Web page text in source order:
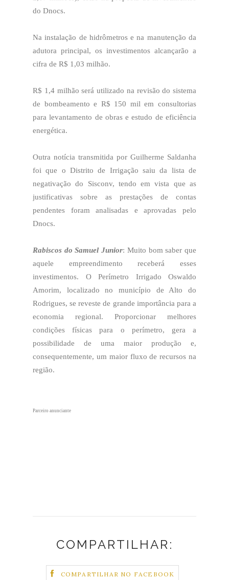
do Dnocs.
Na instalação de hidrômetros e na manutenção da
adutora principal, os investimentos alcançarão a
cifra de R$ 1,03 milhão.
R$ 1,4 milhão será utilizado na revisão do sistema
de bombeamento e R$ 150 mil em consultorias
para levantamento de obras e estudo de eficiência
energética.
Outra notícia transmitida por Guilherme Saldanha
foi que o Distrito de Irrigação saiu da lista de
negativação do Sisconv, tendo em vista que as
justificativas sobre as prestações de contas
pendentes foram analisadas e aprovadas pelo
Dnocs.
Rabiscos do Samuel Junior: Muito bom saber que
aquele empreendimento receberá esses
investimentos. O Perímetro Irrigado Oswaldo
Amorim, localizado no município de Alto do
Rodrigues, se reveste de grande importância para a
economia regional. Proporcionar melhores
condições físicas para o perímetro, gera a
possibilidade de uma maior produção e,
consequentemente, um maior fluxo de recursos na
região.
Parceiro anunciante
COMPARTILHAR:
COMPARTILHAR NO FACEBOOK